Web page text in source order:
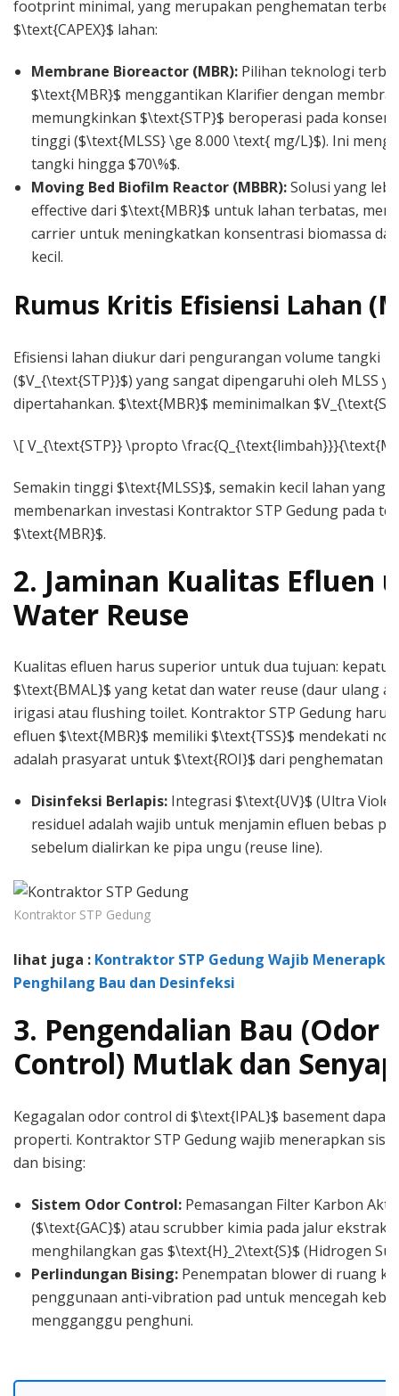
footprint minimal, yang merupakan penghematan
$\text{CAPEX}$ lahan:
Membrane Bioreactor (MBR): Pilihan teknologi
$\text{MBR}$ menggantikan Klarifier dengan
memungkinkan $\text{STP}$ beroperasi pada
tinggi ($\text{MLSS} \ge 8.000 \text{ mg/L}$). Ini
tangki hingga $70\%$.
Moving Bed Biofilm Reactor (MBBR):Solusi yang
effective dari $\text{MBR}$ untuk lahan terbatas,
carrier untuk meningkatkan konsentrasi biomassa
kecil.
Rumus Kritis Efisiensi Lahan
Efisiensi lahan diukur dari pengurangan volume tangki
($V_{\text{STP}}$) yang sangat dipengaruhi oleh MLSS
dipertahankan. $\text{MBR}$ meminimalkan
\[ V_{\text{STP}} \propto
Semakin tinggi $\text{MLSS}$, semakin kecil lahan yang
membenarkan investasi Kontraktor STP Gedung pada
$\text{MBR}$.
2. Jaminan Kualitas Efluen
Water Reuse
Kualitas efluen harus superior untuk dua tujuan:
$\text{BMAL}$ yang ketat dan water reuse (daur ulang
irigasi atau flushing toilet. Kontraktor STP Gedung harus
efluen $\text{MBR}$ memiliki $\text{TSS}$ mendekati
adalah prasyarat untuk $\text{ROI}$ dari penghematan
Disinfeksi Berlapis: Integrasi $\text{UV}$ (Ultra
residuel adalah wajib untuk menjamin efluen bebas
sebelum dialirkan ke pipa ungu (reuse line).
Kontraktor STP Gedung
lihat juga : Kontraktor STP Gedung Wajib
Penghilang Bau dan Desinfeksi
3. Pengendalian Bau (Odor
Control) Mutlak dan Senyap
Kegagalan odor control di $\text{IPAL}$ basement dapat
properti. Kontraktor STP Gedung wajib menerapkan
dan bising:
Sistem Odor Control: Pemasangan Filter Karbon
($\text{GAC}$) atau scrubber kimia pada jalur
menghilangkan gas $\text{H}_2\text{S}$ (Hidrogen
Perlindungan Bising: Penempatan blower di ruang
penggunaan anti-vibration pad untuk mencegah
mengganggu penghuni.